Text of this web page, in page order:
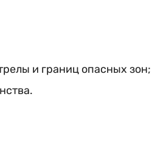
и границ опасных зон;